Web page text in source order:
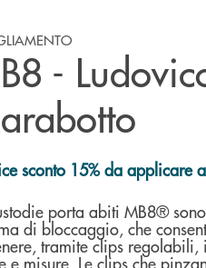
-
sconto 15% da applicare
porta abiti MB8®
di bloccaggio, che
tramite clips
e misure. Le clips che